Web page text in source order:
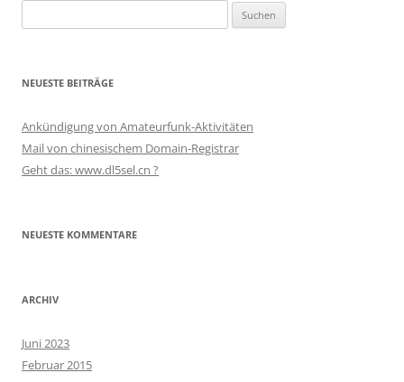
nach:
NEUESTE BEITRÄGE
Ankündigung von Amateurfunk-Aktivitäten
Mail von chinesischem Domain-Registrar
Geht das: www.dl5sel.cn ?
NEUESTE KOMMENTARE
ARCHIV
Juni 2023
Februar 2015